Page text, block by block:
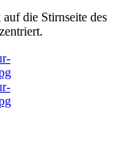
die Stirnseite des